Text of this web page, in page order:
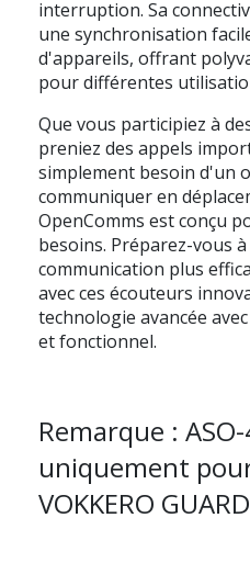
interruption. Sa
une synchronisation
d'appareils, offrant
pour différentes
Que vous participiez à
preniez des appels
simplement besoin d'un
communiquer en
OpenComms est conçu
besoins. Préparez-vous
communication plus
avec ces écouteurs
technologie avancée
et fonctionnel.
Remarque :
uniquement
VOKKERO